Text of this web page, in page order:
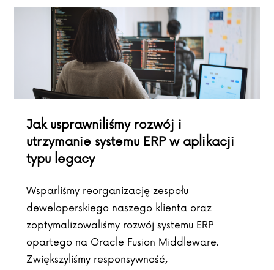
Jak usprawniliśmy rozwój i
utrzymanie systemu ERP w aplikacji
typu legacy
Wsparliśmy reorganizację zespołu
deweloperskiego naszego klienta oraz
zoptymalizowaliśmy rozwój systemu ERP
opartego na Oracle Fusion Middleware.
Zwiększyliśmy responsywność,